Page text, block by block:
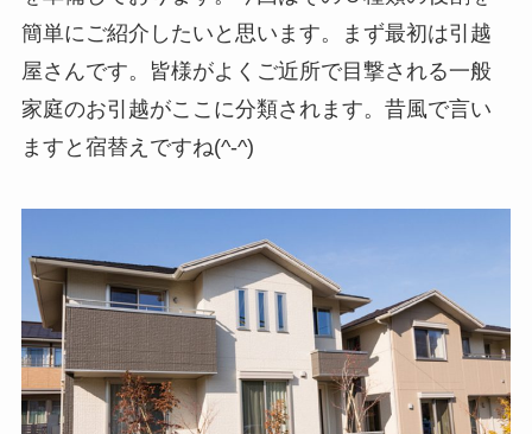
簡単にご紹介したいと思います。まず最初は引越
屋さんです。皆様がよくご近所で目撃される一般
家庭のお引越がここに分類されます。昔風で言い
ますと宿替えですね(^-^)